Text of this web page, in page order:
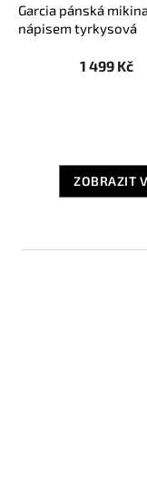
Garcia pánská
nápisem tyrkysová
1 499 Kč
ZOBRAZIT